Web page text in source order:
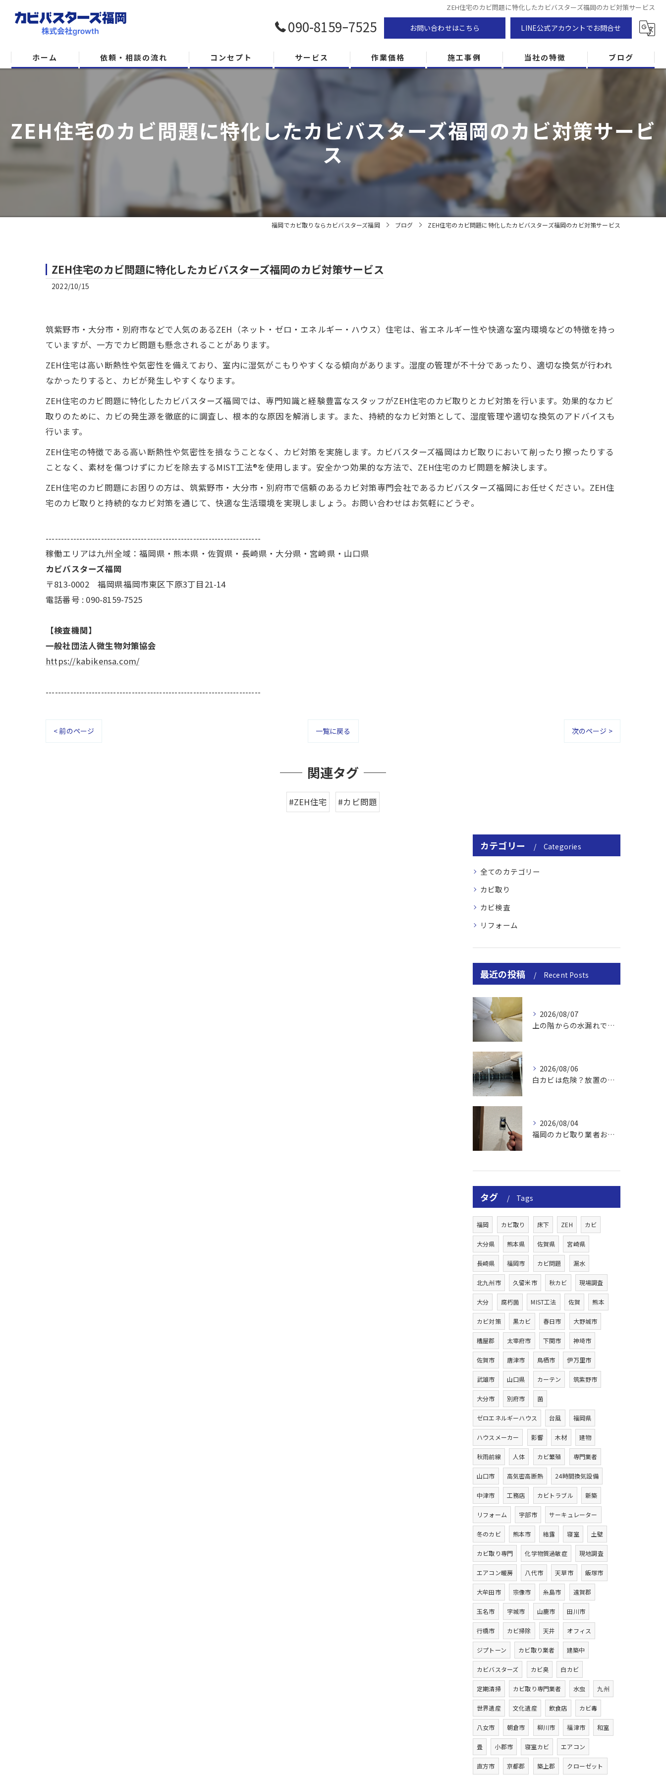
ZEH住宅のカビ問題に特化したカビバスターズ福岡のカビ対策サービス
090-8159ｰ7525 お問い合わせはこちら LINE公式アカウントでお問合せ
ホーム 依頼・相談の流れ コンセプト サービス 作業価格 施工事例 当社の特徴
防カビ
カビ専門
ZEH住宅
カビ検査
ブログ
ZEH住宅のカビ問題に特化したカビバスターズ福岡のカビ対策サービ
ス
福岡でカビ取りならカビバスターズ福岡 ブログ ZEH住宅のカビ問題に特化したカビバスターズ福岡のカビ対策サービス
ZEH住宅のカビ問題に特化したカビバスターズ福岡のカビ対策サービス
2022/10/15
筑紫野市・大分市・別府市などで人気のあるZEH（ネット・ゼロ・エネルギー・ハウス）住宅は、省エネルギー性や快適な室内環境などの特徴を持っ
ていますが、一方でカビ問題も懸念されることがあります。
ZEH住宅は高い断熱性や気密性を備えており、室内に湿気がこもりやすくなる傾向があります。湿度の管理が不十分であったり、適切な換気が行われ
なかったりすると、カビが発生しやすくなります。
ZEH住宅のカビ問題に特化したカビバスターズ福岡では、専門知識と経験豊富なスタッフがZEH住宅のカビ取りとカビ対策を行います。効果的なカビ
取りのために、カビの発生源を徹底的に調査し、根本的な原因を解消します。また、持続的なカビ対策として、湿度管理や適切な換気のアドバイスも
行います。
ZEH住宅の特徴である高い断熱性や気密性を損なうことなく、カビ対策を実施します。カビバスターズ福岡はカビ取りにおいて削ったり擦ったりする
ことなく、素材を傷つけずにカビを除去するMIST工法®を使用します。安全かつ効果的な方法で、ZEH住宅のカビ問題を解決します。
ZEH住宅のカビ問題にお困りの方は、筑紫野市・大分市・別府市で信頼のあるカビ対策専門会社であるカビバスターズ福岡にお任せください。ZEH住
宅のカビ取りと持続的なカビ対策を通じて、快適な生活環境を実現しましょう。お問い合わせはお気軽にどうぞ。
----------------------------------------------------------------------
稼働エリアは九州全域：福岡県・熊本県・佐賀県・長崎県・大分県・宮崎県・山口県
カビバスターズ福岡
〒813-0002 福岡県福岡市東区下原3丁目21-14
電話番号 : 090-8159-7525
【検査機関】
一般社団法人微生物対策協会
https://kabikensa.com/
----------------------------------------------------------------------
< 前のページ 一覧に戻る 次のページ >
関連タグ
#ZEH住宅 #カビ問題
カテゴリー Categories
全てのカテゴリー
カビ取り
カビ検査
リフォーム
最近の投稿 Recent Posts
2026/08/07
上の階からの水漏れでカビ｜対処法と業者
2026/08/06
白カビは危険？放置のリスクと取り方
2026/08/04
福岡のカビ取り業者おすすめの選び方と費用
タグ Tags
福岡 カビ取り 床下 ZEH カビ
大分県 熊本県 佐賀県 宮崎県
長崎県 福岡市 カビ問題 漏水
北九州市 久留米市 秋カビ 現場調査
大分 腐朽菌 MIST工法 佐賀 熊本
カビ対策 黒カビ 春日市 大野城市
糟屋郡 太宰府市 下関市 神埼市
佐賀市 唐津市 鳥栖市 伊万里市
武雄市 山口県 カーテン 筑紫野市
大分市 別府市 菌
ゼロエネルギーハウス 台風 福岡県
ハウスメーカー 影響 木材 建物
秋雨前線 人体 カビ繁殖 専門業者
山口市 高気密高断熱 24時間換気設備
中津市 工務店 カビトラブル 新築
リフォーム 宇部市 サーキュレーター
冬のカビ 熊本市 結露 寝室 土壁
カビ取り専門 化学物質過敏症 現地調査
エアコン暖房 八代市 天草市 飯塚市
大牟田市 宗像市 糸島市 遠賀郡
玉名市 宇城市 山鹿市 田川市
行橋市 カビ掃除 天井 オフィス
ジプトーン カビ取り業者 建築中
カビバスターズ カビ臭 白カビ
定期清掃 カビ取り専門業者 水虫 九州
世界遺産 文化遺産 飲食店 カビ毒
八女市 朝倉市 柳川市 福津市 和室
畳 小郡市 寝室カビ エアコン
直方市 京都郡 築上郡 クローゼット